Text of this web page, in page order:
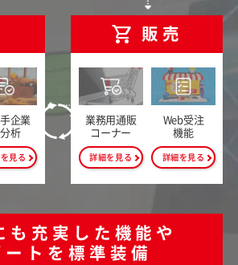
企業
析
見る
shopping_cart 販売
業務用通販
コーナー
詳細を見る
Web受注
機能
詳細を見る
も充実した機能や
ートを標準装備